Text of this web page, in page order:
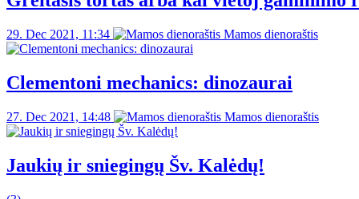
29. Dec 2021, 11:34 Mamos dienoraštis
Clementoni mechanics: dinozaurai
27. Dec 2021, 14:48 Mamos dienoraštis
Jaukių ir sniegingų Šv. Kalėdų!